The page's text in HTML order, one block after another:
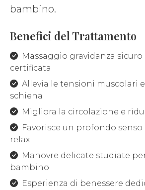
bambino.
Benefici del Trattamento
Massaggio gravidanza
certificata
Allevia le tensioni muscolari
schiena
Migliora la circolazione e
Favorisce un profondo senso
relax
Manovre delicate studiate
bambino
Esperienza di benessere